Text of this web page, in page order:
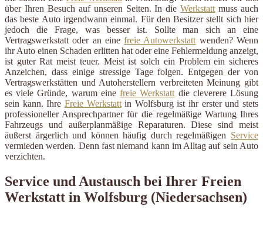
über Ihren Besuch auf unseren Seiten. In dieWerkstatt muss auch
das beste Auto irgendwann einmal. Für den Besitzer stellt sich hier
jedoch die Frage, was besser ist. Sollte man sich an eine
Vertragswerkstatt oder an einefreie Autowerkstatt wenden? Wenn
ihr Auto einen Schaden erlitten hat oder eine Fehlermeldung anzeigt,
ist guter Rat meist teuer. Meist ist solch ein Problem ein sicheres
Anzeichen, dass einige stressige Tage folgen. Entgegen der von
Vertragswerkstätten und Autoherstellern verbreiteten Meinung gibt
es viele Gründe, warum einefreie Werkstatt die cleverere Lösung
sein kann. Ihre Freie Werkstattin Wolfsburg ist ihr erster und stets
professioneller Ansprechpartner für die regelmäßige Wartung Ihres
Fahrzeugs und außerplanmäßige Reparaturen. Diese sind meist
äußerst ärgerlich und können häufig durch regelmäßigen Service
vermieden werden. Denn fast niemand kann im Alltag auf sein Auto
verzichten.
Service und Austausch bei Ihrer Freien
Werkstatt in Wolfsburg (Niedersachsen)